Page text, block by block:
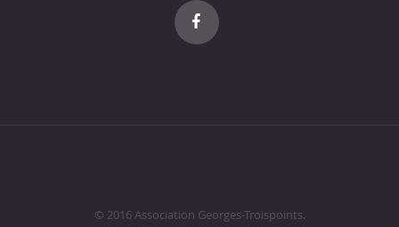
© 2016 Association Georges-Troispoints.